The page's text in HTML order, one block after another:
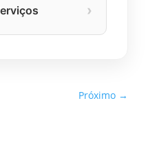
›
Próximo →